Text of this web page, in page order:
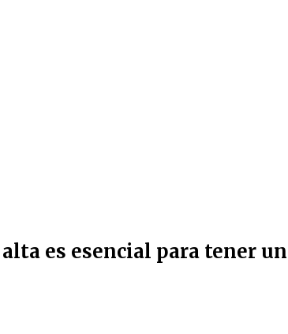
es esencial para tener